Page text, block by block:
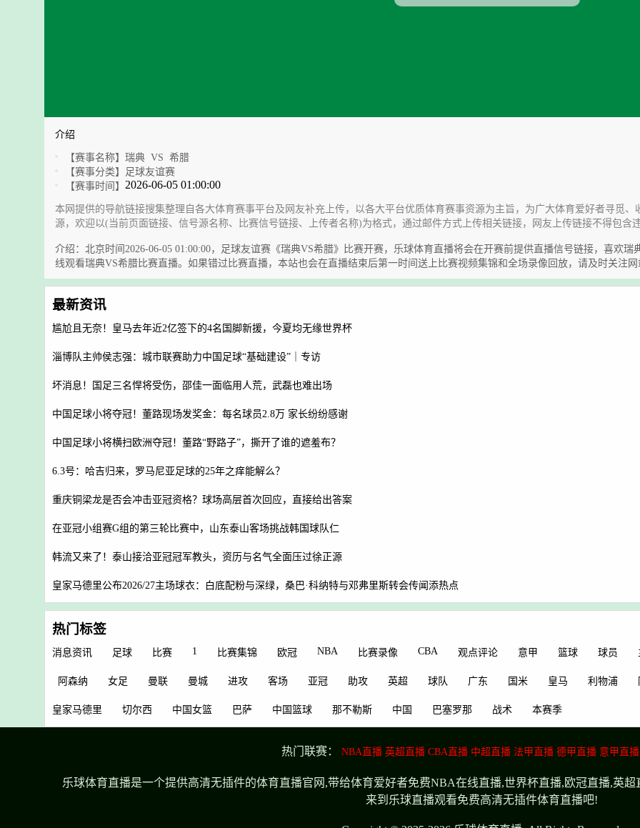
介绍
【赛事名称】 瑞典 VS 希腊
【赛事分类】
足球友谊赛
【赛事时间】 2026-06-05 01:00:00
本网提供的导航链接搜集整理自各大体育赛事平台及网友补充上传，以各大平台优质体育赛事资源为主旨，为广大体育爱好者寻觅
源，欢迎以(当前页面链接、信号源名称、比赛信号链接、上传者名称)为格式，通过邮件方式上传相关链接，网友上传链接不得包含
介绍：北京时间2026-06-05 01:00:00，足球友谊赛《瑞典VS希腊》比赛开赛，乐球体育直播将会在开赛前提供直播信号链接，喜欢
线观看瑞典VS希腊比赛直播。如果错过比赛直播，本站也会在直播结束后第一时间送上比赛视频集锦和全场录像回放，请及时关注
最新资讯
尴尬且无奈！皇马去年近2亿签下的4名国脚新援，今夏均无缘世界杯
淄博队主帅侯志强：城市联赛助力中国足球“基础建设”｜专访
坏消息！国足三名悍将受伤，邵佳一面临用人荒，武磊也难出场
中国足球小将夺冠！董路现场发奖金：每名球员2.8万 家长纷纷感谢
中国足球小将横扫欧洲夺冠！董路“野路子”，撕开了谁的遮羞布？
6.3号：哈吉归来，罗马尼亚足球的25年之痒能解么？
重庆铜梁龙是否会冲击亚冠资格？球场高层首次回应，直接给出答案
在亚冠小组赛G组的第三轮比赛中，山东泰山客场挑战韩国球队仁
韩流又来了！泰山接洽亚冠冠军教头，资历与名气全面压过徐正源
皇家马德里公布2026/27主场球衣：白底配粉与深绿，桑巴·科纳特与邓弗里斯转会传闻添热点
热门标签
消息资讯 足球 比赛 1 比赛集锦 欧冠 NBA 比赛录像 CBA 观点评论 意甲 篮球 球员
阿森纳 女足 曼联 曼城 进攻 客场 亚冠 助攻 英超 球队 广东 国米 皇马 利物浦
皇家马德里 切尔西 中国女篮 巴萨 中国篮球 那不勒斯 中国 巴塞罗那 战术 本赛季
热门联赛： NBA直播 英超直播 CBA直播 中超直播 法甲直播 德甲直播 意甲直播
乐球体育直播是一个提供高清无插件的体育直播官网,带给体育爱好者免费NBA在线直播,世界杯直播,欧冠直播,英
来到乐球直播观看免费高清无插件体育直播吧!